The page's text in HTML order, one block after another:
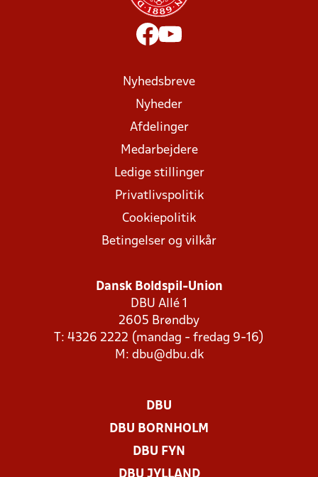
Nyhedsbreve
Nyheder
Afdelinger
Medarbejdere
Ledige stillinger
Privatlivspolitik
Cookiepolitik
Betingelser og vilkår
Dansk Boldspil-Union
DBU Allé 1
2605 Brøndby
T: 4326 2222 (mandag - fredag 9-16)
M: dbu@dbu.dk
DBU
DBU BORNHOLM
DBU FYN